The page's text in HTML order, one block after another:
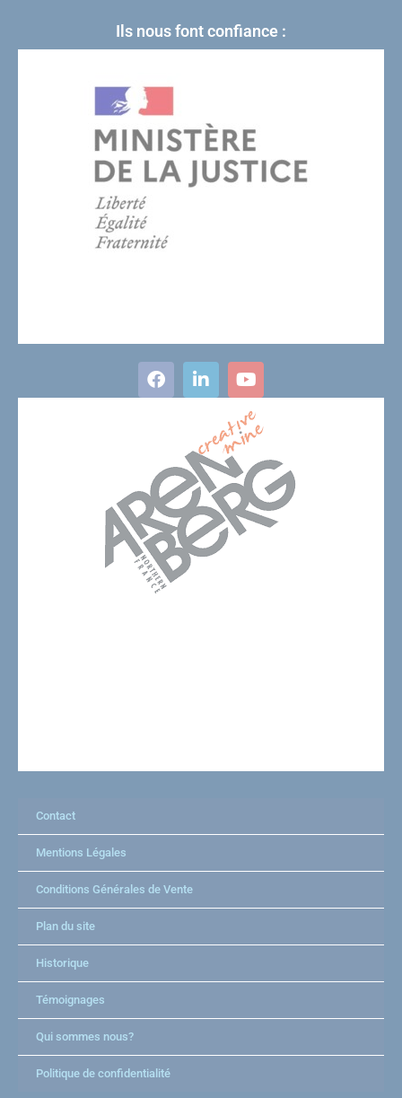
Ils nous font confiance :
Contact
Mentions Légales
Conditions Générales de Vente
Plan du site
Historique
Témoignages
Qui sommes nous?
Politique de confidentialité